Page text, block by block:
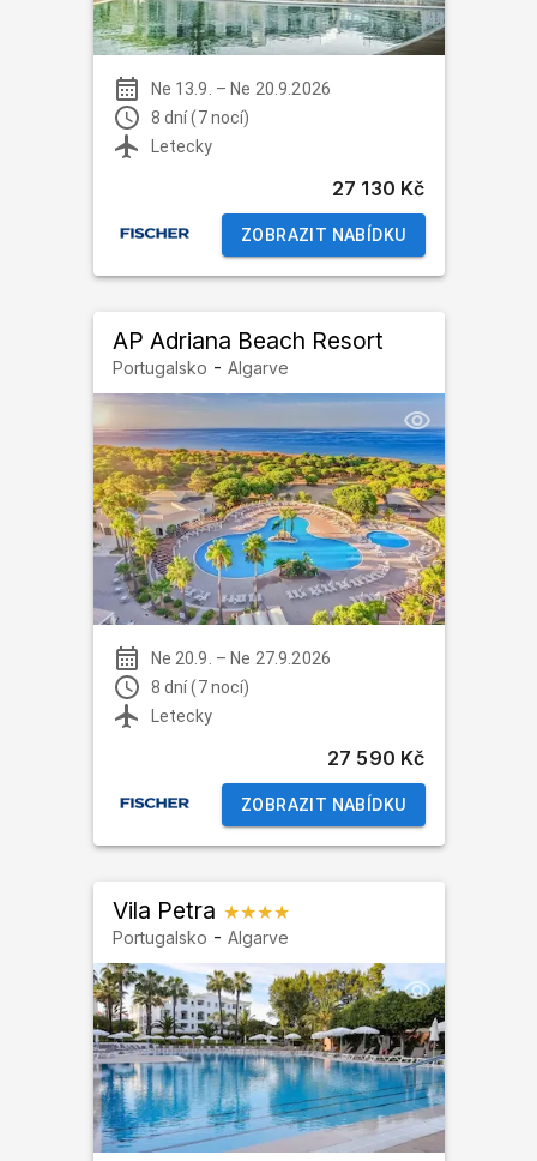
Ne 13.9. – Ne 20.9.2026
8 dní (7 nocí)
Letecky
27 130 Kč
ZOBRAZIT NABÍDKU
AP Adriana Beach Resort
Portugalsko - Algarve
Ne 20.9. – Ne 27.9.2026
8 dní (7 nocí)
Letecky
27 590 Kč
ZOBRAZIT NABÍDKU
Vila Petra ★★★★
Portugalsko - Algarve